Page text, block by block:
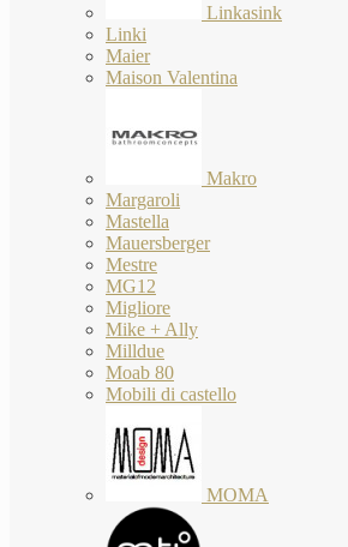
Linkasink
Linki
Maier
Maison Valentina
Makro
Margaroli
Mastella
Mauersberger
Mestre
MG12
Migliore
Mike + Ally
Milldue
Moab 80
Mobili di castello
MOMA